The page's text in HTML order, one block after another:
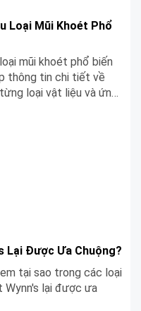
Loại Mũi Khoét Phổ
mũi khoét phổ biến
thông tin chi tiết về
loại vật liệu và ứng
Lại Được Ưa Chuộng?
tại sao trong các loại
lại được ưa